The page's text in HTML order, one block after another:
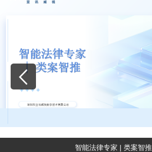
智能法律专家 | 类案智推